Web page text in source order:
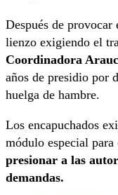
Después de
lienzo exigiendo el
Coordinadora
años de presidio por
huelga de hambre.
Los encapuchados
módulo especial para
presionar a las
demandas.